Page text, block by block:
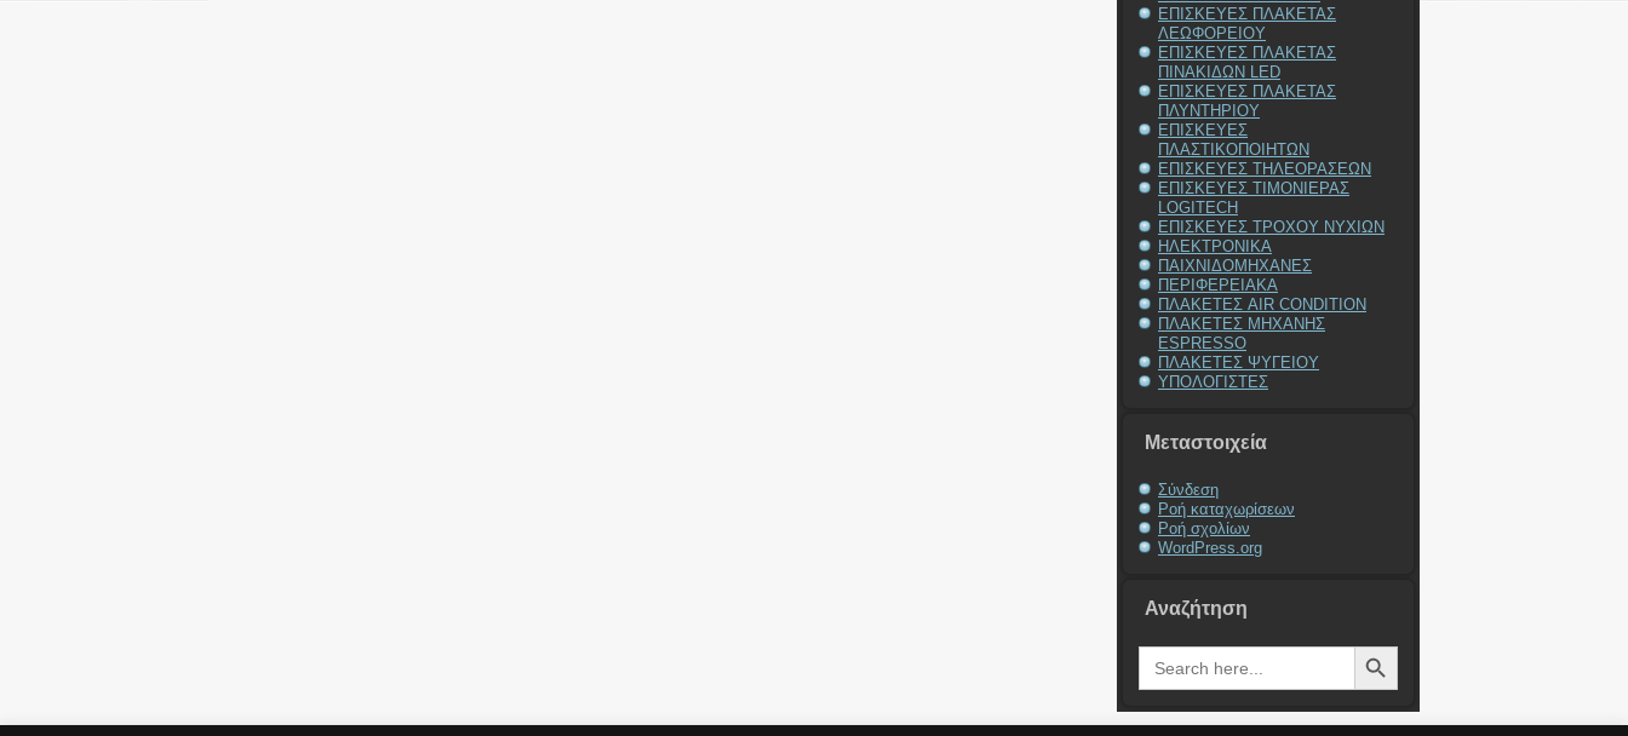
ΕΠΙΣΚΕΥΕΣ ΠΛΑΚΕΤΑΣ
ΛΕΩΦΟΡΕΙΟΥ
ΕΠΙΣΚΕΥΕΣ ΠΛΑΚΕΤΑΣ
ΠΙΝΑΚΙΔΩΝ LED
ΕΠΙΣΚΕΥΕΣ ΠΛΑΚΕΤΑΣ
ΠΛΥΝΤΗΡΙΟΥ
ΕΠΙΣΚΕΥΕΣ
ΠΛΑΣΤΙΚΟΠΟΙΗΤΩΝ
ΕΠΙΣΚΕΥΕΣ ΤΗΛΕΟΡΑΣΕΩΝ
ΕΠΙΣΚΕΥΕΣ ΤΙΜΟΝΙΕΡΑΣ
LOGITECH
ΕΠΙΣΚΕΥΕΣ ΤΡΟΧΟΥ ΝΥΧΙΩΝ
ΗΛΕΚΤΡΟΝΙΚΑ
ΠΑΙΧΝΙΔΟΜΗΧΑΝΕΣ
ΠΕΡΙΦΕΡΕΙΑΚΑ
ΠΛΑΚΕΤΕΣ AIR CONDITION
ΠΛΑΚΕΤΕΣ ΜΗΧΑΝΗΣ
ESPRESSO
ΠΛΑΚΕΤΕΣ ΨΥΓΕΙΟΥ
ΥΠΟΛΟΓΙΣΤΕΣ
Μεταστοιχεία
Σύνδεση
Ροή καταχωρίσεων
Ροή σχολίων
WordPress.org
Αναζήτηση
Search
for:
Search Button